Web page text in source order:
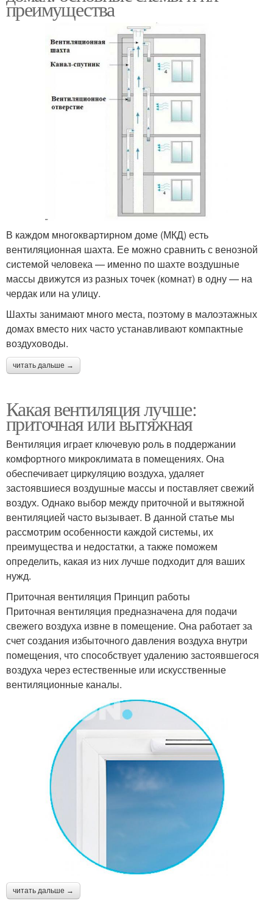
преимущества
В каждом многоквартирном доме (МКД) есть
вентиляционная шахта. Ее можно сравнить с венозной
системой человека — именно по шахте воздушные
массы движутся из разных точек (комнат) в одну — на
чердак или на улицу.
Шахты занимают много места, поэтому в малоэтажных
домах вместо них часто устанавливают компактные
воздуховоды.
читать дальше →
Какая вентиляция лучше:
приточная или вытяжная
Вентиляция играет ключевую роль в поддержании
комфортного микроклимата в помещениях. Она
обеспечивает циркуляцию воздуха, удаляет
застоявшиеся воздушные массы и поставляет свежий
воздух. Однако выбор между приточной и вытяжной
вентиляцией часто вызывает. В данной статье мы
рассмотрим особенности каждой системы, их
преимущества и недостатки, а также поможем
определить, какая из них лучше подходит для ваших
нужд.
Приточная вентиляция Принцип работы
Приточная вентиляция предназначена для подачи
свежего воздуха извне в помещение. Она работает за
счет создания избыточного давления воздуха внутри
помещения, что способствует удалению застоявшегося
воздуха через естественные или искусственные
вентиляционные каналы.
читать дальше →